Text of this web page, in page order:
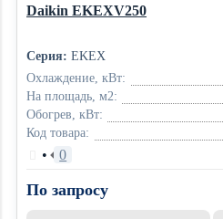
Daikin EKEXV250
Серия: EKEX
Охлаждение, кВт:
На площадь, м2:
Обогрев, кВт:
Код товара:
• 0
По запросу